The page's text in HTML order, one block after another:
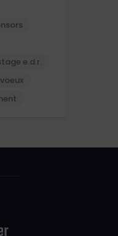
e.d.r.
voeux